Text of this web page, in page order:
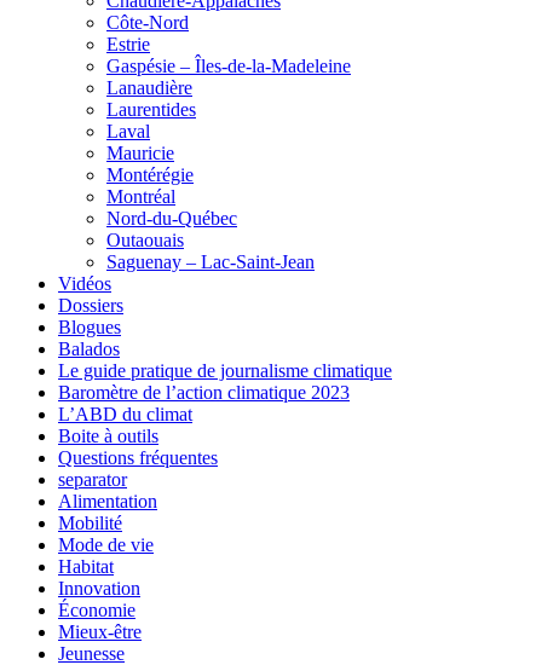
Côte-Nord
Estrie
Gaspésie – Îles-de-la-Madeleine
Lanaudière
Laurentides
Laval
Mauricie
Montérégie
Montréal
Nord-du-Québec
Outaouais
Saguenay – Lac-Saint-Jean
Vidéos
Dossiers
Blogues
Balados
Le guide pratique de journalisme climatique
Baromètre de l’action climatique 2023
L’ABD du climat
Boite à outils
Questions fréquentes
separator
Alimentation
Mobilité
Mode de vie
Habitat
Innovation
Économie
Mieux-être
Jeunesse